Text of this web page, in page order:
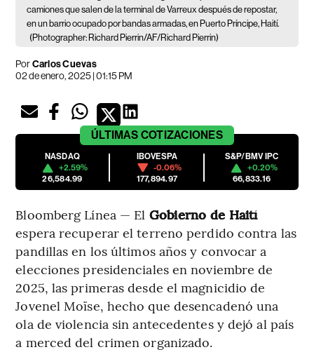
camiones que salen de la terminal de Varreux después de repostar,
en un barrio ocupado por bandas armadas, en Puerto Príncipe, Haití.
(Photographer: Richard Pierrin/AF/Richard Pierrin)
PorCarlos Cuevas
02 de enero, 2025 | 01:15 PM
ÚLTIMAS COTIZACIONES
NASDAQ
+2.59%
26,584.99
IBOVESPA
-0.06%
177,894.97
S&P/BMV IPC
+0.20%
66,833.16
Bloomberg Línea — El Gobierno de Haití
espera recuperar el terreno perdido contra las
pandillas en los últimos años y convocar a
elecciones presidenciales en noviembre de
2025, las primeras desde el magnicidio de
Jovenel Moïse, hecho que desencadenó una
ola de violencia sin antecedentes y dejó al país
a merced del crimen organizado.